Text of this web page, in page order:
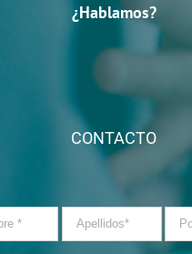
¿Hablamos?
CONTACTO